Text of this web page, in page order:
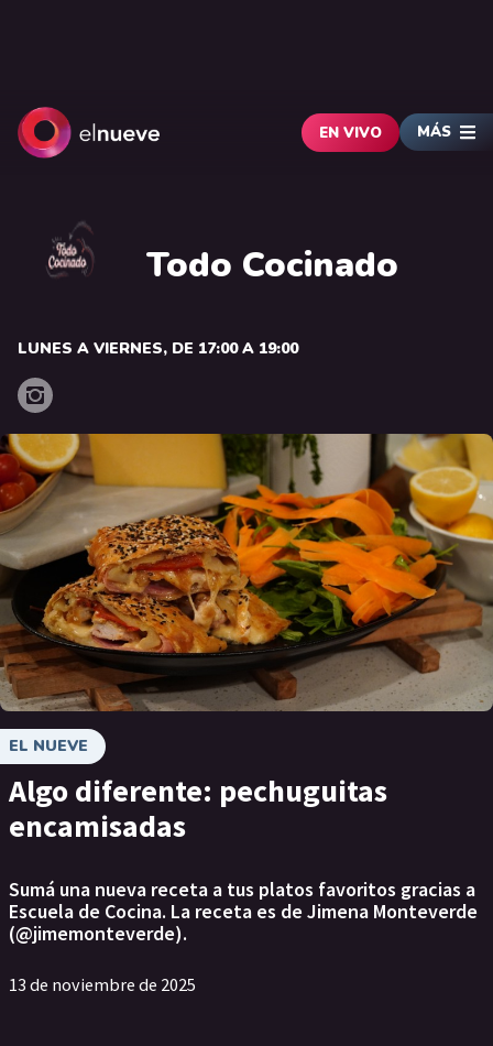
EN VIVO MÁS
Todo Cocinado
LUNES A VIERNES, DE 17:00 A 19:00
EL NUEVE
Algo diferente: pechuguitas
encamisadas
Sumá una nueva receta a tus platos favoritos gracias a
Escuela de Cocina. La receta es de Jimena Monteverde
(@jimemonteverde).
13 de noviembre de 2025